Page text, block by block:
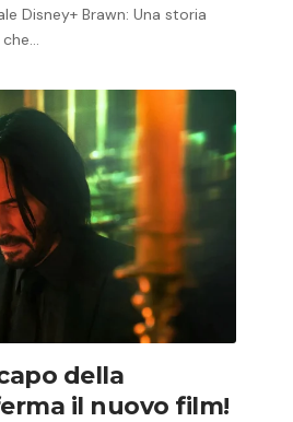
Disney+ Brawn: Una storia
della
il nuovo film!